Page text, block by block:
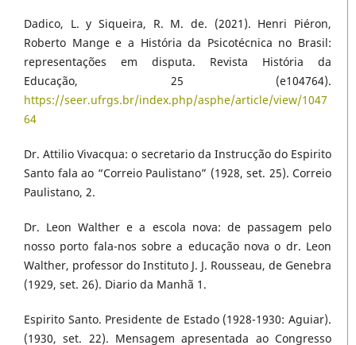
Dadico, L. y Siqueira, R. M. de. (2021). Henri Piéron,
Roberto Mange e a História da Psicotécnica no Brasil:
representações em disputa. Revista História da
Educação, 25 (e104764).
https://seer.ufrgs.br/index.php/asphe/article/view/1047
64
Dr. Attilio Vivacqua: o secretario da Instrucção do Espirito
Santo fala ao “Correio Paulistano” (1928, set. 25). Correio
Paulistano, 2.
Dr. Leon Walther e a escola nova: de passagem pelo
nosso porto fala-nos sobre a educação nova o dr. Leon
Walther, professor do Instituto J. J. Rousseau, de Genebra
(1929, set. 26). Diario da Manhã 1.
Espirito Santo. Presidente de Estado (1928-1930: Aguiar).
(1930, set. 22). Mensagem apresentada ao Congresso